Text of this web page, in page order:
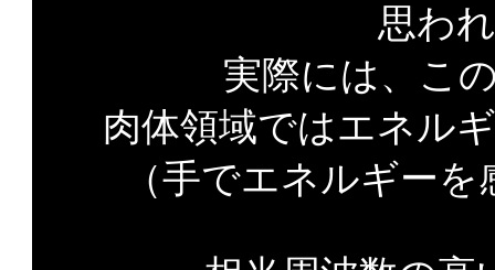
思わ
実際には、こ
肉体領域ではエネル
（手でエネルギー